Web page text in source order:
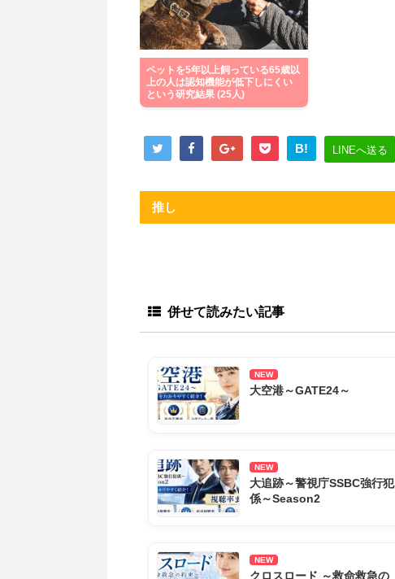
ペットを5年以上飼っている65歳以
上の人は認知機能が低下しにくい
という研究結果 (25人)
B! LINEへ送る
推し
併せて読みたい記事
NEW
大空港～GATE24～
NEW
大追跡～警視庁SSBC強行犯
係～Season2
NEW
クロスロード ～救命救急の